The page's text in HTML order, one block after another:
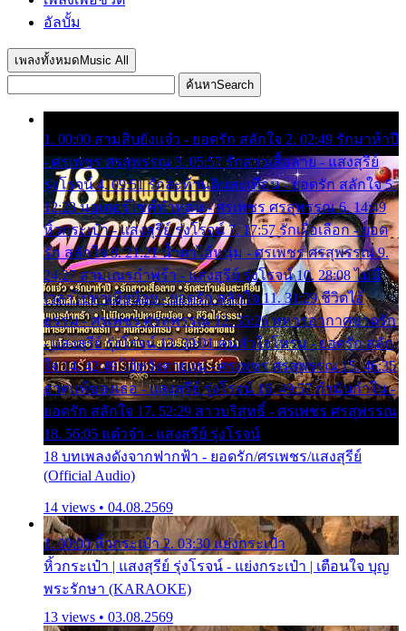
อัลบั้ม
เพลงทั้งหมด Music All
ค้นหาSearch
1. 00:00 สามสิบยังแจ๋ว - ยอดรัก สลักใจ 2. 02:49 รักมาห้าปี
- ศรเพชร ศรสุพรรณ 3. 05:57 รักสาวเสื้อลาย - แสงสุรีย์
รุ่งโรจน์ 4. 09:51 รักสะท้านดินสะเทือน - ยอดรัก สลักใจ 5.
12:23 มอเตอร์ไซค์ทำหล่น - ศรเพชร ศรสุพรรณ 6. 14:49
หิ้วกระเป๋า - แสงสุรีย์ รุ่งโรจน์ 7. 17:57 รักเผื่อเลือก - ยอด
รัก สลักใจ 8. 21:21 น้ำตาไอ้หนุ่ม - ศรเพชร ศรสุพรรณ 9.
24:27 สามเณรกำพร้า - แสงสุรีย์ รุ่งโรจน์ 10. 28:08 ไม่มี
เวลาไปหาเมียน้อย - ยอดรัก สลักใจ 11. 31:29 ชีวิตไอ้
ธรรม - ศรเพชร ศรสุพรรณ 12. 35:26 ทหารอากาศขาดรัก
- แสงสุรีย์ รุ่งโรจน์ 13. 39:01 คนหัวใจโทรม - ยอดรัก สลัก
ใจ 14. 42:49 ไอ้หวังตายแน่ - ศรเพชร ศรสุพรรณ 15. 46:35
ธาตุแท้ของเธอ - แสงสุรีย์ รุ่งโรจน์ 16. 49:57 กำนันกำใน -
ยอดรัก สลักใจ 17. 52:29 สาวบริสุทธิ์ - ศรเพชร ศรสุพรรณ
18. 56:05 แต๋วจ๋า - แสงสุรีย์ รุ่งโรจน์
18 บทเพลงดังจากฟากฟ้า - ยอดรัก/ศรเพชร/แสงสุรีย์
(Official Audio)
14 views • 04.08.2569
1. 00:00 หิ้วกระเป๋า 2. 03:30 แย่งกระเป๋า
หิ้วกระเป๋า | แสงสุรีย์ รุ่งโรจน์ - แย่งกระเป๋า | เตือนใจ บุญ
พระรักษา (KARAOKE)
13 views • 03.08.2569